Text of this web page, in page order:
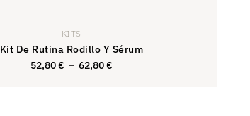
KITS
Kit De Rutina Rodillo Y Sérum
52,80€ – 62,80€